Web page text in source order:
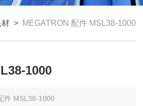
材 > MEGATRON 配件 MSL38-1000
1000
件 MSL38-1000